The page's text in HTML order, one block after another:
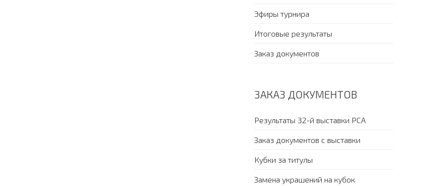
Эфиры турнира
Итоговые результаты
Заказ документов
ЗАКАЗ ДОКУМЕНТОВ
Результаты 32-й выставки PCA
Заказ документов с выставки
Кубки за титулы
Замена украшений на кубок